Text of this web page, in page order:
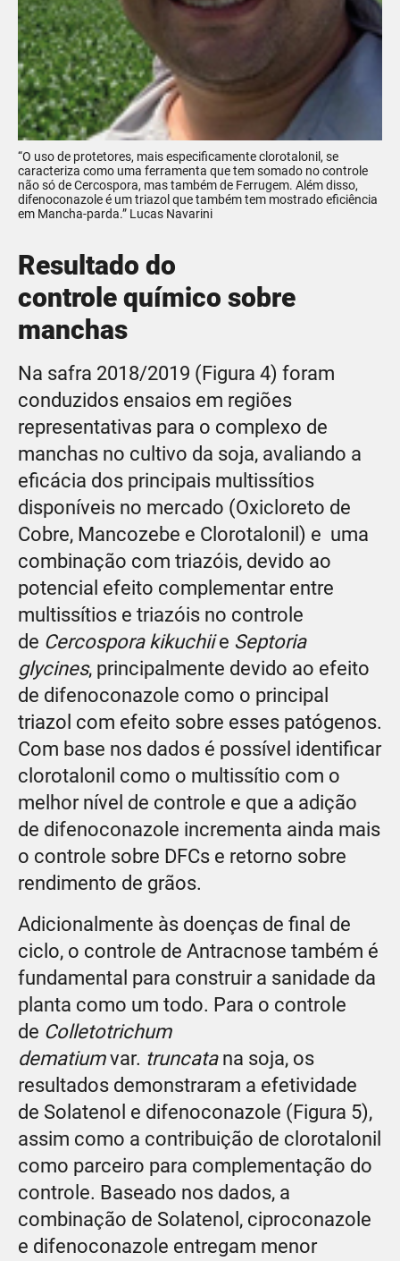
“O uso de protetores, mais especificamente clorotalonil, se
caracteriza como uma ferramenta que tem somado no controle
não só de Cercospora, mas também de Ferrugem. Além disso,
difenoconazole é um triazol que também tem mostrado eficiência
em Mancha-parda.” Lucas Navarini
Resultado do
controle químico sobre
manchas
Na safra 2018/2019 (Figura 4) foram
conduzidos ensaios em regiões
representativas para o complexo de
manchas no cultivo da soja, avaliando a
eficácia dos principais multissítios
disponíveis no mercado (Oxicloreto de
Cobre, Mancozebe e Clorotalonil) e uma
combinação com triazóis, devido ao
potencial efeito complementar entre
multissítios e triazóis no controle
de Cercospora kikuchiie Septoria
glycines, principalmente devido ao efeito
de difenoconazole como o principal
triazol com efeito sobre esses patógenos.
Com base nos dados é possível identificar
clorotalonil como o multissítio com o
melhor nível de controle e que a adição
de difenoconazole incrementa ainda mais
o controle sobre DFCs e retorno sobre
rendimento de grãos.
Adicionalmente às doenças de final de
ciclo, o controle de Antracnose também é
fundamental para construir a sanidade da
planta como um todo. Para o controle
de Colletotrichum
dematiumvar. truncata na soja, os
resultados demonstraram a efetividade
de Solatenol e difenoconazole (Figura 5),
assim como a contribuição de clorotalonil
como parceiro para complementação do
controle. Baseado nos dados, a
combinação de Solatenol, ciproconazole
e difenoconazole entregam menor